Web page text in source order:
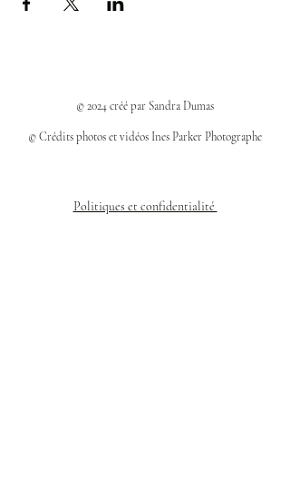
© 2024 créé par Sandra Dumas
© Crédits photos et vidéos Ines Parker Photographe
Politiques et confidentialité